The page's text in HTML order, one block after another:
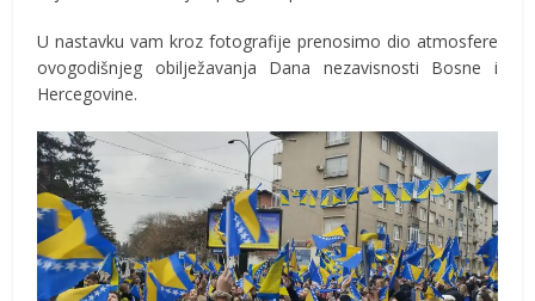
U nastavku vam kroz fotografije prenosimo dio atmosfere
ovogodišnjeg obilježavanja Dana nezavisnosti Bosne i
Hercegovine.